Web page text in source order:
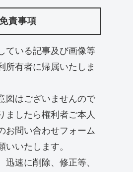
責事項
ている記事及び画像等
所有者に帰属いたしま
図はございませんので
ましたら権利者ご本人
お問い合わせフォーム
いいたします。
迅速に削除、修正等、